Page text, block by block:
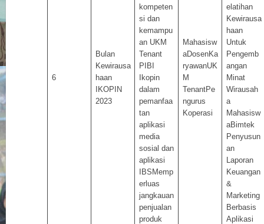
6
Bulan
Kewirausa
haan
IKOPIN
2023
kompeten
si dan
kemampu
an UKM
Tenant
PIBI
Ikopin
dalam
pemanfaa
tan
aplikasi
media
sosial dan
aplikasi
IBSMemp
erluas
jangkauan
penjualan
produk
Mahasisw
aDosenKa
ryawanUK
M
TenantPe
ngurus
Koperasi
elatihan
Kewirausa
haan
Untuk
Pengemb
angan
Minat
Wirausah
a
Mahasisw
aBimtek
Penyusun
an
Laporan
Keuangan
&
Marketing
Berbasis
Aplikasi